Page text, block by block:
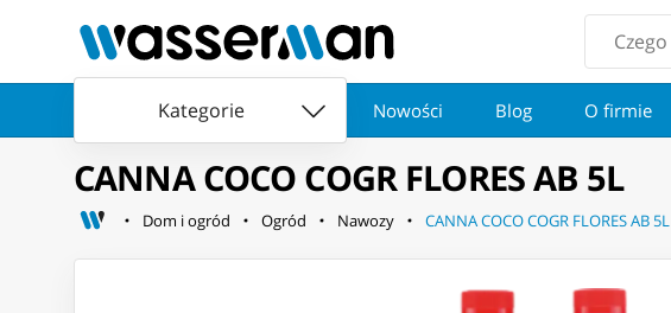
Kategorie Nowości Blog O firmie
CANNA COCO COGR FLORES AB 5L
Dom i ogród Ogród Nawozy CANNA COCO COGR FLORES AB 5L